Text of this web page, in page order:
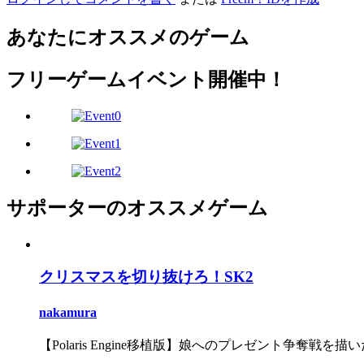
あなたにオススメのゲーム
フリーゲームイベント開催中！
サポーターのオススメゲーム
クリスマスを切り抜けろ！SK2
nakamura
【Polaris Engine移植版】娘へのプレゼント争奪戦を描